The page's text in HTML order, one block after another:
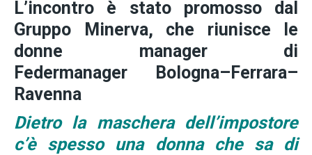
L’incontro è stato promosso dal
Gruppo Minerva, che riunisce le
donne manager di
Federmanager
Bologna–Ferrara–
Ravenna
Dietro la maschera dell’impostore
c’è spesso una donna che sa di